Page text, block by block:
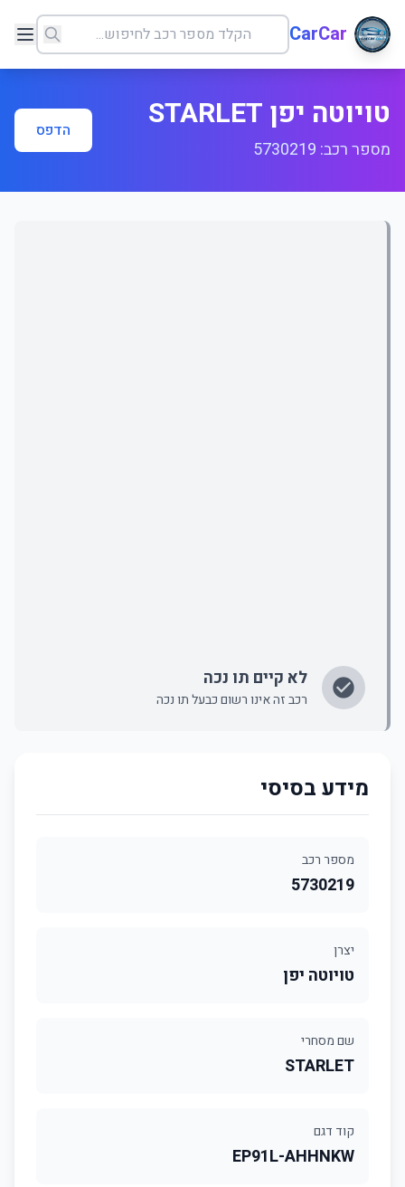
CarCar
טויוטה יפן STARLET
מספר רכב: 5730219
הדפס
לא קיים תו נכה
רכב זה אינו רשום כבעל תו נכה
מידע בסיסי
מספר רכב
5730219
יצרן
טויוטה יפן
שם מסחרי
STARLET
קוד דגם
EP91L-AHHNKW